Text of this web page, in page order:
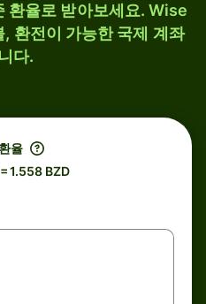
환율로 받아보세요. Wise
환전이 가능한 국제 계좌
다.
율
1.558 BZD